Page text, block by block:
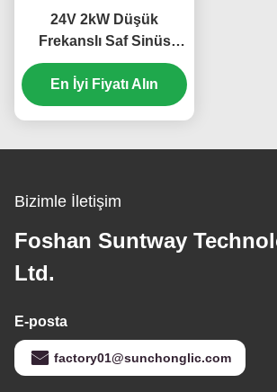
24V 2kW Düşük
Frekanslı Saf Sinüs
Dalgası MPPT Hibrid
Güneş Değiştiricisi
En İyi Fiyatı Alın
Bizimle İletişim
Foshan Suntway
Ltd.
E-posta
factory01@sunchonglic.com